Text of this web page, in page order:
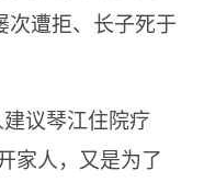
次遭拒、长子死于
议琴江住院疗
家人，又是为了